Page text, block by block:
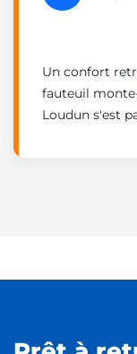
Un confort
fauteuil
Loudun s'est